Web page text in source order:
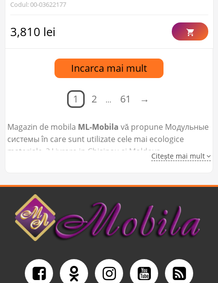
Codul: 00-03622177
3,810 lei
Incarca mai mult
1 2 ... 61 →
Magazin de mobila ML-Mobila vă propune Модульные
системы în care sunt utilizate cele mai ecologice
materiale. ? Livrare in Chisinau si Moldova.Citește mai mult